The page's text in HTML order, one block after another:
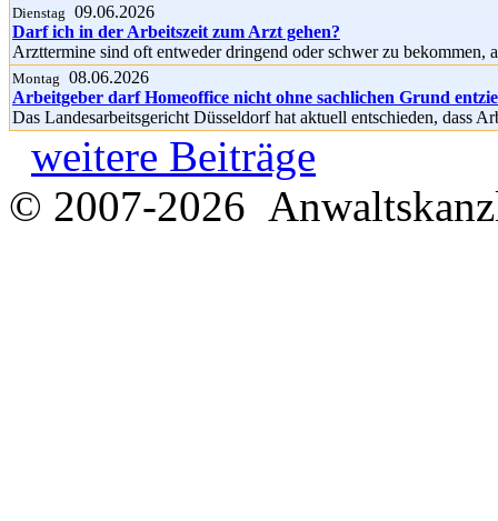
Dienstag 09.06.2026
Darf ich in der Arbeitszeit zum Arzt gehen?
Arzttermine sind oft entweder dringend oder schwer zu bekommen,
Montag 08.06.2026
Arbeitgeber darf Homeoffice nicht ohne sachlichen Grund
Das Landesarbeitsgericht Düsseldorf hat aktuell entschieden, dass
weitere Beiträge
© 2007-2026